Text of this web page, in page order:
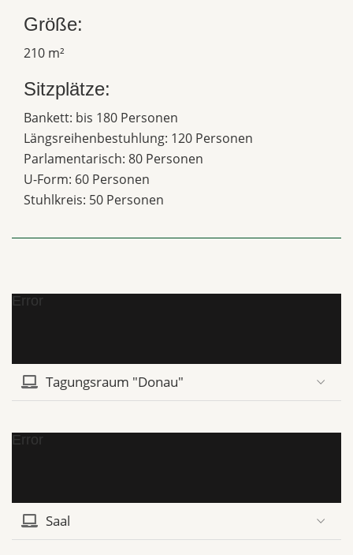
Größe:
210 m²
Sitzplätze:
Bankett: bis 180 Personen
Längsreihenbestuhlung: 120 Personen
Parlamentarisch: 80 Personen
U-Form: 60 Personen
Stuhlkreis: 50 Personen
Error
Tagungsraum "Donau"
Error
Saal